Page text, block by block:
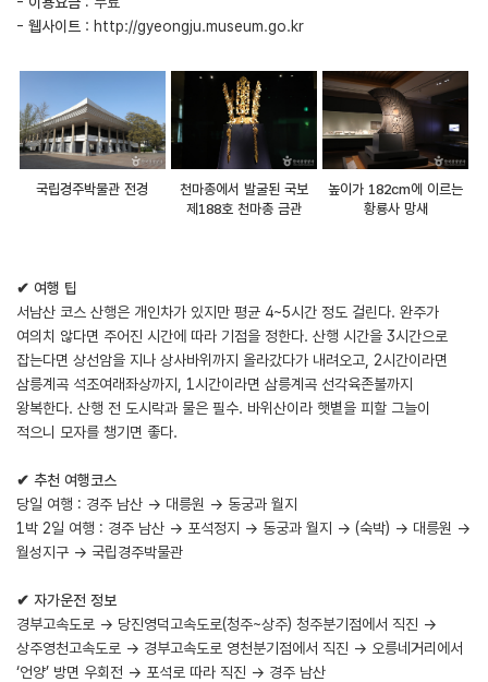
- 웹사이트 : http://gyeongju.museum.go.kr
국립경주박물관 전경
천마총에서 발굴된 국보
제188호 천마총 금관
높이가 182cm에 이르는
황룡사 망새
✔ 여행 팁
서남산 코스 산행은 개인차가 있지만 평균 4~5시간 정도 걸린다. 완주가
여의치 않다면 주어진 시간에 따라 기점을 정한다. 산행 시간을 3시간으로
잡는다면 상선암을 지나 상사바위까지 올라갔다가 내려오고, 2시간이라면
삼릉계곡 석조여래좌상까지, 1시간이라면 삼릉계곡 선각육존불까지
왕복한다. 산행 전 도시락과 물은 필수. 바위산이라 햇볕을 피할 그늘이
적으니 모자를 챙기면 좋다.
✔ 추천 여행코스
당일 여행 : 경주 남산 → 대릉원 → 동궁과 월지
1박 2일 여행 : 경주 남산 → 포석정지 → 동궁과 월지 → (숙박) → 대릉원 →
월성지구 → 국립경주박물관
✔ 자가운전 정보
경부고속도로 → 당진영덕고속도로(청주~상주) 청주분기점에서 직진 →
상주영천고속도로 → 경부고속도로 영천분기점에서 직진 → 오릉네거리에서
‘언양’ 방면 우회전 → 포석로 따라 직진 → 경주 남산